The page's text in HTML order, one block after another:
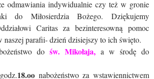
odmawiania indywidualnie czy też w gronie
do Miłosierdzia Bożego. Dziękujemy
Caritas za bezinteresowną pomoc
naszej parafii- dzień dzisiejszy to ich święto.
do św. Mikołaja, a w środę do
18.oo nabożeństwo za wstawiennictwem